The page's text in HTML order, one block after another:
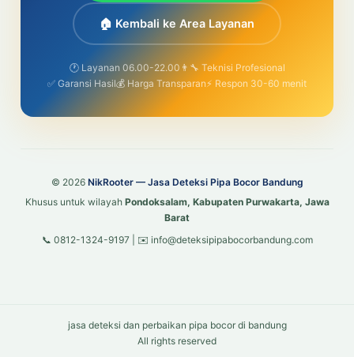
🏠 Kembali ke Area Layanan
🕐 Layanan 06.00-22.00 👨‍🔧 Teknisi Profesional
✅ Garansi Hasil💰 Harga Transparan⚡ Respon 30-60 menit
© 2026 NikRooter — Jasa Deteksi Pipa Bocor Bandung
Khusus untuk wilayah Pondoksalam, Kabupaten Purwakarta, Jawa
Barat
📞 0812-1324-9197 | ✉️ info@deteksipipabocorbandung.com
jasa deteksi dan perbaikan pipa bocor di bandung
All rights reserved